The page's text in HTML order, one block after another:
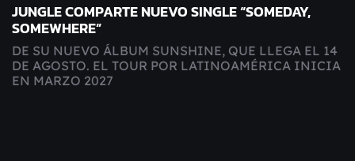
JUNGLE COMPARTE NUEVO SINGLE “SOMEDAY,
SOMEWHERE”
DE SU NUEVO ÁLBUM SUNSHINE, QUE LLEGA EL 14
DE AGOSTO. EL TOUR POR LATINOAMÉRICA INICIA
EN MARZO 2027